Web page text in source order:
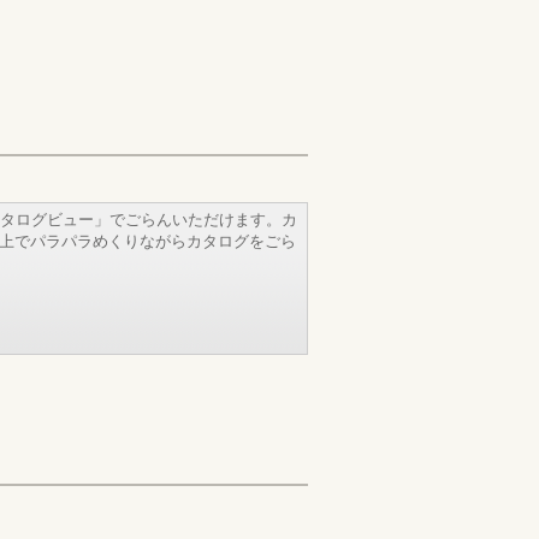
ログビュー」でごらんいただけます。カ
でパラパラめくりながらカタログをごら